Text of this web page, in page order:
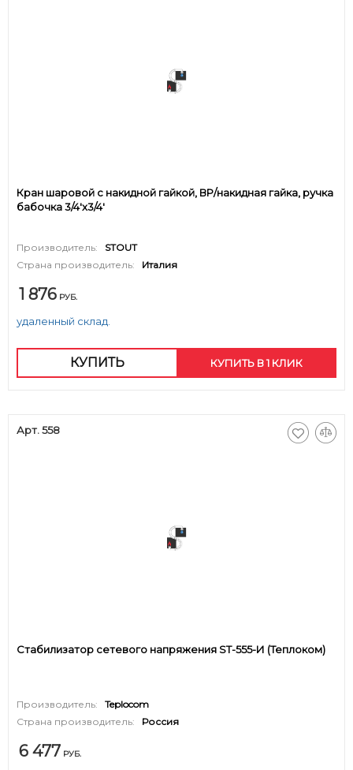
Кран шаровой с накидной гайкой, ВР/накидная гайка, ручка
бабочка 3/4'x3/4'
Производитель:
STOUT
Страна производитель:
Италия
1 876 РУБ.
удаленный склад.
КУПИТЬ КУПИТЬ В 1 КЛИК
Арт. 558
Стабилизатор сетевого напряжения ST-555-И (Теплоком)
Производитель:
Teplocom
Страна производитель:
Россия
6 477 РУБ.